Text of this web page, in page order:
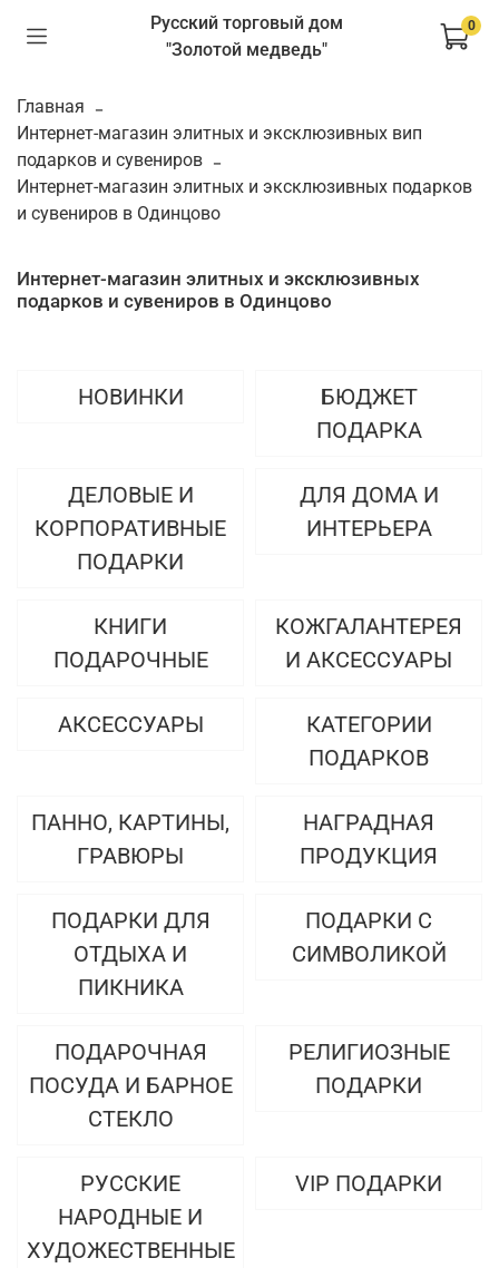
Русский торговый дом
"Золотой медведь"
0
Главная
Интернет-магазин элитных и эксклюзивных вип
подарков и сувениров
Интернет-магазин элитных и эксклюзивных подарков
и сувениров в Одинцово
Интернет-магазин элитных и эксклюзивных
подарков и сувениров в Одинцово
НОВИНКИ
БЮДЖЕТ
ПОДАРКА
ДЕЛОВЫЕ И
КОРПОРАТИВНЫЕ
ПОДАРКИ
ДЛЯ ДОМА И
ИНТЕРЬЕРА
КНИГИ
ПОДАРОЧНЫЕ
КОЖГАЛАНТЕРЕЯ
И АКСЕССУАРЫ
АКСЕССУАРЫ
КАТЕГОРИИ
ПОДАРКОВ
ПАННО, КАРТИНЫ,
ГРАВЮРЫ
НАГРАДНАЯ
ПРОДУКЦИЯ
ПОДАРКИ ДЛЯ
ОТДЫХА И
ПИКНИКА
ПОДАРКИ С
СИМВОЛИКОЙ
ПОДАРОЧНАЯ
ПОСУДА И БАРНОЕ
СТЕКЛО
РЕЛИГИОЗНЫЕ
ПОДАРКИ
РУССКИЕ
НАРОДНЫЕ И
ХУДОЖЕСТВЕННЫЕ
VIP ПОДАРКИ